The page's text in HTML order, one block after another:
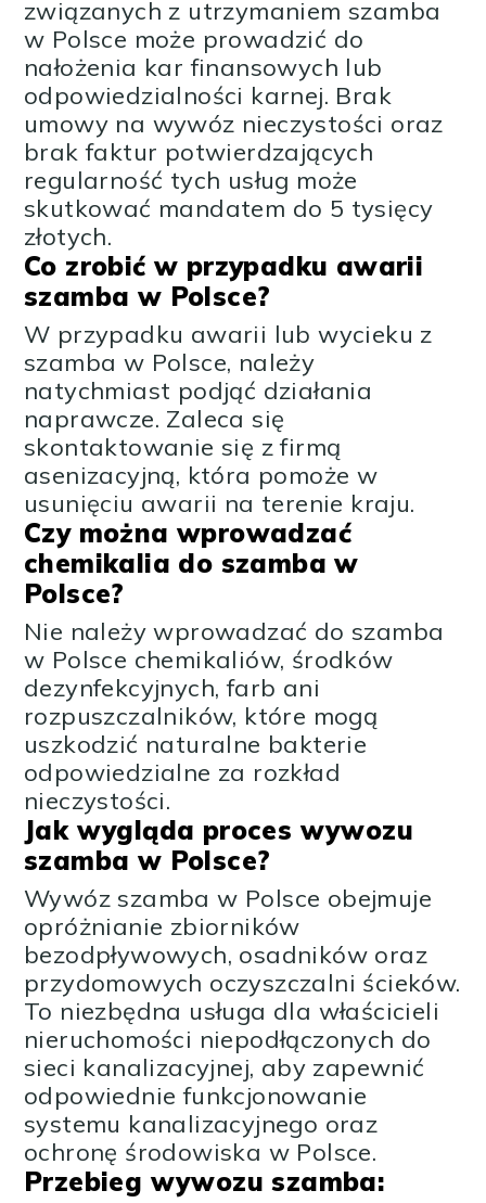
związanych z utrzymaniem szamba
w Polsce może prowadzić do
nałożenia kar finansowych lub
odpowiedzialności karnej. Brak
umowy na wywóz nieczystości oraz
brak faktur potwierdzających
regularność tych usług może
skutkować mandatem do 5 tysięcy
złotych.
Co zrobić w przypadku awarii
szamba w Polsce?
W przypadku awarii lub wycieku z
szamba w Polsce, należy
natychmiast podjąć działania
naprawcze. Zaleca się
skontaktowanie się z firmą
asenizacyjną, która pomoże w
usunięciu awarii na terenie kraju.
Czy można wprowadzać
chemikalia do szamba w
Polsce?
Nie należy wprowadzać do szamba
w Polsce chemikaliów, środków
dezynfekcyjnych, farb ani
rozpuszczalników, które mogą
uszkodzić naturalne bakterie
odpowiedzialne za rozkład
nieczystości.
Jak wygląda proces wywozu
szamba w Polsce?
Wywóz szamba w Polsce obejmuje
opróżnianie zbiorników
bezodpływowych, osadników oraz
przydomowych oczyszczalni ścieków.
To niezbędna usługa dla właścicieli
nieruchomości niepodłączonych do
sieci kanalizacyjnej, aby zapewnić
odpowiednie funkcjonowanie
systemu kanalizacyjnego oraz
ochronę środowiska w Polsce.
Przebieg wywozu szamba: